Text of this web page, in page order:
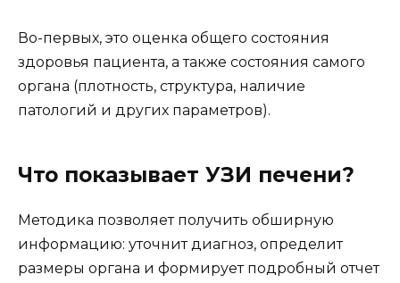
Во-первых, это оценка общего состояния
здоровья пациента, а также состояния самого
органа (плотность, структура, наличие
патологий и других параметров).
Что показывает УЗИ печени?
Методика позволяет получить обширную
информацию: уточнит диагноз, определит
размеры органа и формирует подробный отчет